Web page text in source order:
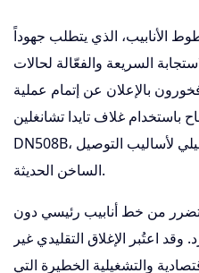
الأنابيب، الذي يتطلب جهوداً
السريعة والفعّالة لحالات
بالإعلان عن إتمام عملية
باستخدام غلاف تايدا تشانغلين
DN508B، وهو مشروع يُبرز التفوق التشغيلي لأساليب التوصيل
الساخن الحديثة.
من خط أنابيب رئيسي دون
اعتُبر الإغلاق التقليدي غير
والتشغيلية الخطيرة التي